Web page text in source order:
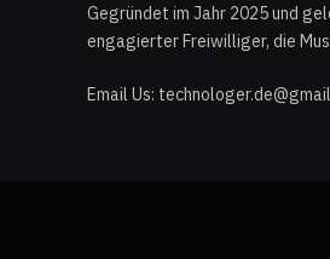
Gegründet im Jahr 2025 und
engagierter Freiwilliger, die
Email Us: